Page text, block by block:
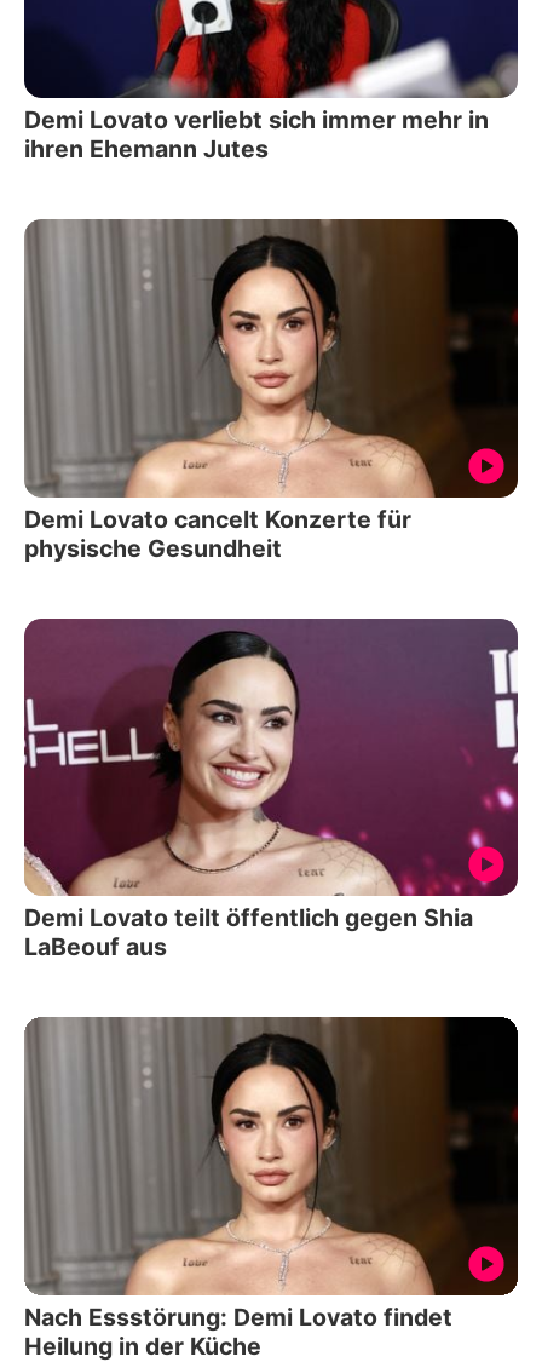
Demi Lovato verliebt sich immer mehr in
ihren Ehemann Jutes
Demi Lovato cancelt Konzerte für
physische Gesundheit
Demi Lovato teilt öffentlich gegen Shia
LaBeouf aus
Nach Essstörung: Demi Lovato findet
Heilung in der Küche